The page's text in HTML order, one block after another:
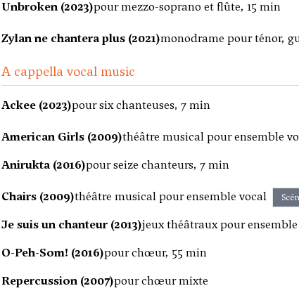
Unbroken (2023)pour mezzo-soprano et flûte, 15 min
Zylan ne chantera plus (2021)monodrame pour ténor,
A cappella vocal music
Ackee (2023)pour six chanteuses, 7 min
American Girls (2009)théâtre musical pour ensemble
Anirukta (2016)pour seize chanteurs, 7 min
Chairs (2009)théâtre musical pour ensemble vocal
Je suis un chanteur (2013)jeux théâtraux pour
O-Peh-Som! (2016)pour chœur, 55 min
Repercussion (2007)pour chœur mixte